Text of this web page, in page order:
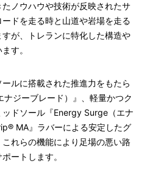
ノウハウや技術が反映されたサ
ドを走る時と山道や岩場を走る
が、トレランに特化した構造や
す。
ルに搭載された推進力をもたら
ジーブレード）』、軽量かつク
ドソール『Energy Surge（エナ
MA』ラバーによる安定したグ
れらの機能により足場の悪い路
ートします。